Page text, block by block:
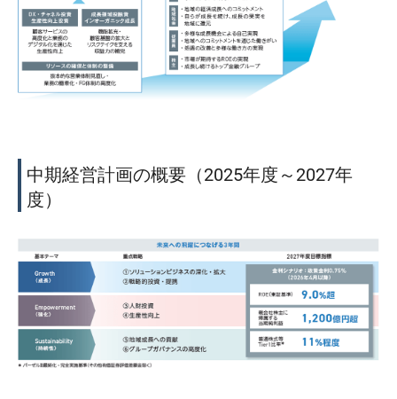
中期経営計画の概要（2025年度～2027年
度）